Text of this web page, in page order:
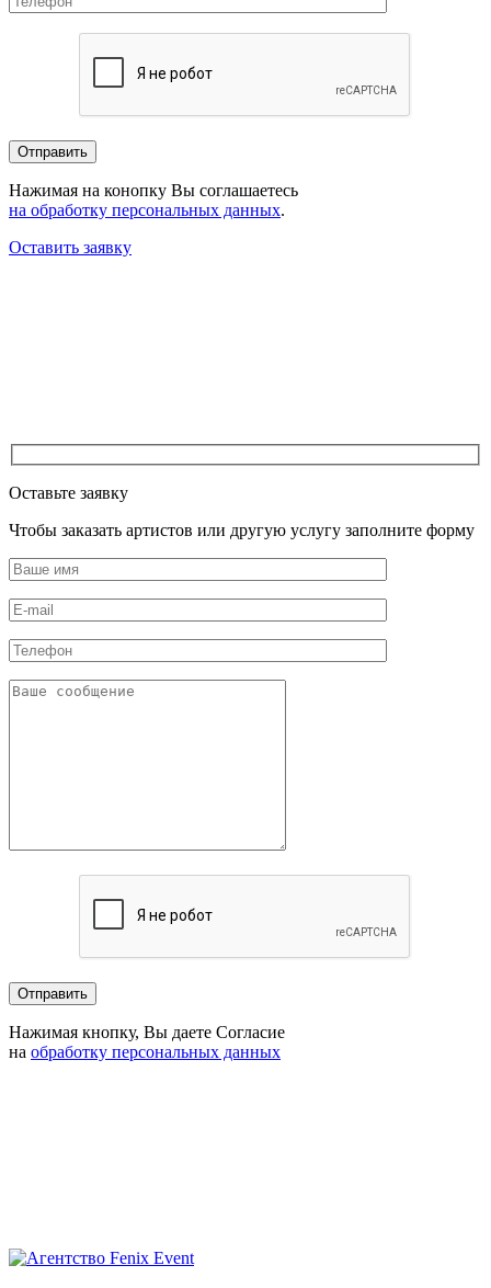
Нажимая на конопку Вы соглашаетесь
на обработку персональных данных.
Оставить заявку
Оставьте заявку
Чтобы заказать артистов или другую услугу заполните форму
Нажимая кнопку, Вы даете Согласие
на обработку персональных данных
Агентство